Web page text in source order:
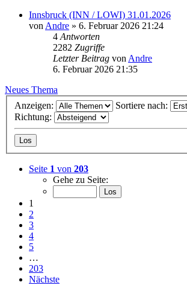
Innsbruck (INN / LOWI) 31.01.2026
von Andre » 6. Februar 2026 21:24
4 Antworten
2282 Zugriffe
Letzter Beitrag von Andre
6. Februar 2026 21:35
Neues Thema
Anzeigen:
Sortiere nach:
Richtung:
Seite 1 von 203
Gehe zu Seite:
1
2
3
4
5
…
203
Nächste